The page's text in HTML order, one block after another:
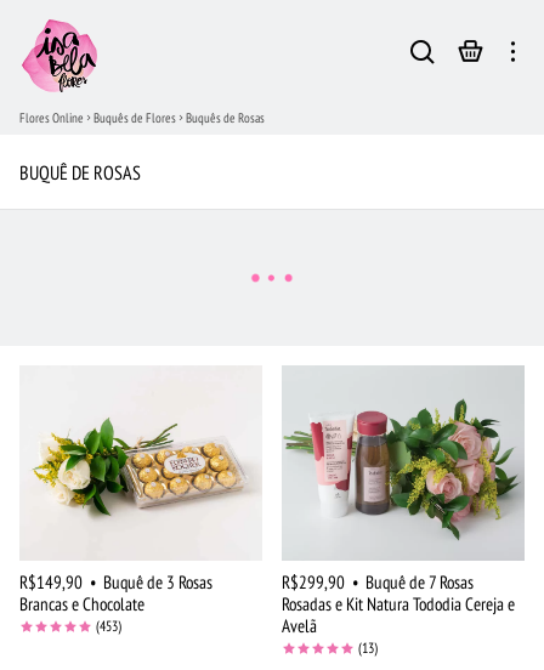
Flores Online Buquês de Flores Buquês de Rosas
BUQUÊ DE ROSAS
R$149,90 • Buquê de 3 Rosas
Brancas e Chocolate
(453)
R$299,90 • Buquê de 7 Rosas
Rosadas e Kit Natura Tododia Cereja e
Avelã
(13)